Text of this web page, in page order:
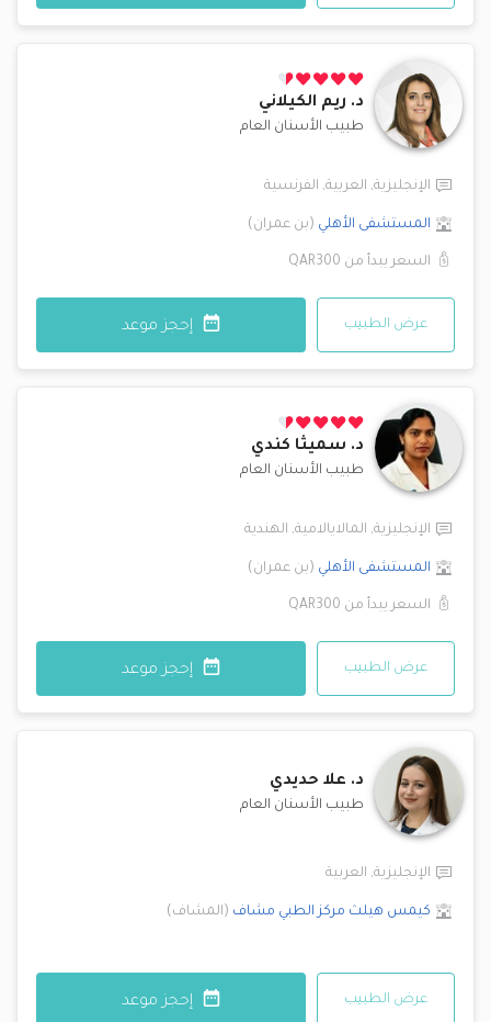
د. ريم الكيلاني
طبيب الأسنان العام
الإنجليزية, العربية, الفرنسية
المستشفى الأهلي (بن عمران)
السعر يبدأ من QAR300
عرض الطبيب إحجز موعد
د. سميثا كندي
طبيب الأسنان العام
الإنجليزية, المالايالامية, الهندية
المستشفى الأهلي (بن عمران)
السعر يبدأ من QAR300
عرض الطبيب إحجز موعد
د. علا حديدي
طبيب الأسنان العام
الإنجليزية, العربية
كيمس هيلث مركز الطبي مشاف (المشاف)
عرض الطبيب إحجز موعد